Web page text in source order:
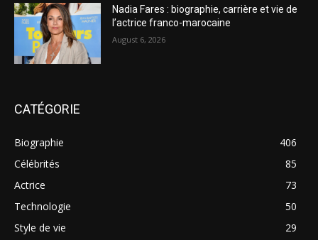
Nadia Fares : biographie, carrière et vie de
l’actrice franco-marocaine
August 6, 2026
CATÉGORIE
Biographie
406
Célébrités
85
Actrice
73
Technologie
50
Style de vie
29